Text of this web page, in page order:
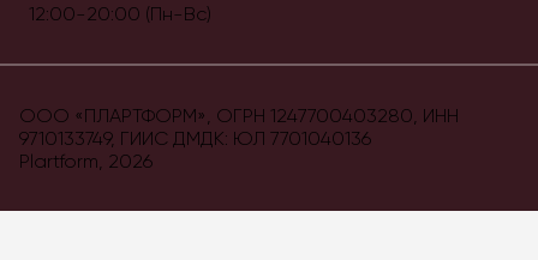
12:00-20:00 (Пн-Вс)
ООО «ПЛАРТФОРМ», ОГРН 1247700403280, ИНН
9710133749, ГИИС ДМДК: ЮЛ 7701040136
Plartform, 2026